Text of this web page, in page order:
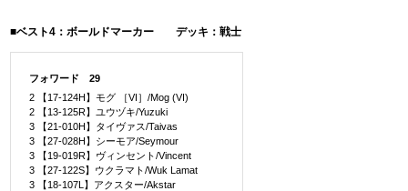
■ベスト4：ボールドマーカー デッキ：戦士
フォワード 29
2 【17-124H】モグ ［VI］/Mog (VI)
2 【13-125R】ユウヅキ/Yuzuki
3 【21-010H】タイヴァス/Taivas
3 【27-028H】シーモア/Seymour
3 【19-019R】ヴィンセント/Vincent
3 【27-122S】ウクラマト/Wuk Lamat
3 【18-107L】アクスター/Akstar